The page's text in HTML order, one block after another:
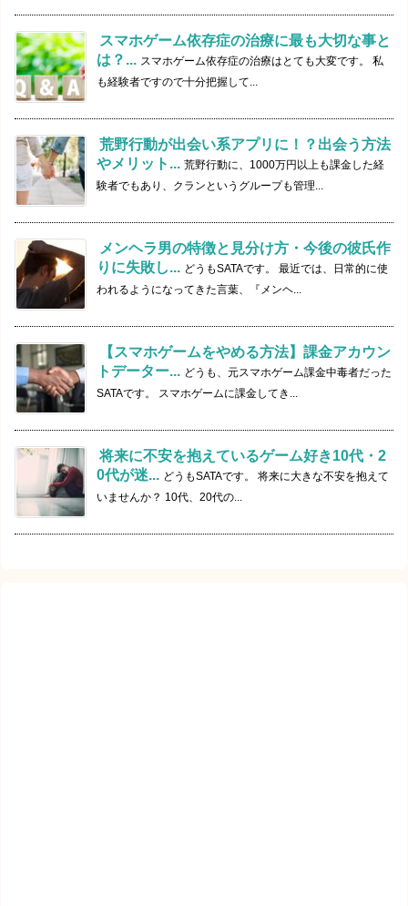
スマホゲーム依存症の治療に最も大切な事と
は？... スマホゲーム依存症の治療はとても大変です。 私
も経験者ですので十分把握して...
荒野行動が出会い系アプリに！？出会う方法
やメリット... 荒野行動に、1000万円以上も課金した経
験者でもあり、クランというグループも管理...
メンヘラ男の特徴と見分け方・今後の彼氏作
りに失敗し... どうもSATAです。 最近では、日常的に使
われるようになってきた言葉、『メンヘ...
【スマホゲームをやめる方法】課金アカウン
トデーター... どうも、元スマホゲーム課金中毒者だった
SATAです。 スマホゲームに課金してき...
将来に不安を抱えているゲーム好き10代・2
0代が迷... どうもSATAです。 将来に大きな不安を抱えて
いませんか？ 10代、20代の...